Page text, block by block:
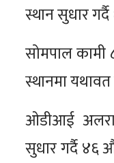
स्थान सुधार
सोमपाल
स्थानमा
ओडीआई
सुधार गर्दै ४६